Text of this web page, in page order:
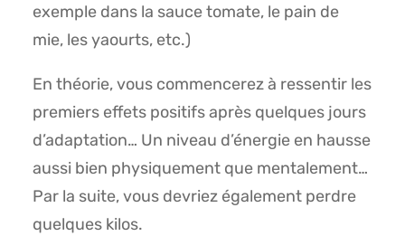
exemple dans la sauce tomate, le pain de
mie, les yaourts, etc.)
En théorie, vous commencerez à ressentir les
premiers effets positifs après quelques jours
d’adaptation… Un niveau d’énergie en hausse
aussi bien physiquement que mentalement…
Par la suite, vous devriez également perdre
quelques kilos.